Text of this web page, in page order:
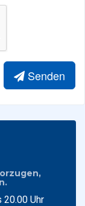
Senden
20.00 Uhr